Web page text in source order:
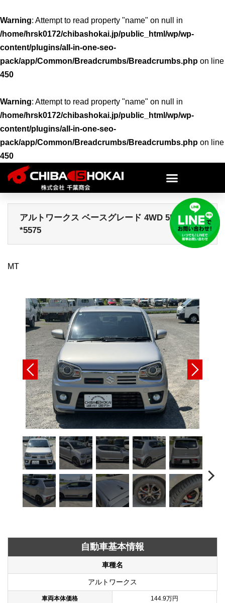
Warning: Attempt to read property "name" on null in
/home/hrsk0172/chibashokai.jp/public_html/wp/wp-
content/plugins/all-in-one-seo-
pack/app/Common/Breadcrumbs/Breadcrumbs.php on line
450
Warning: Attempt to read property "name" on null in
/home/hrsk0172/chibashokai.jp/public_html/wp/wp-
content/plugins/all-in-one-seo-
pack/app/Common/Breadcrumbs/Breadcrumbs.php on line
450
アルトワークス ベースグレード 4WD 5MT
*5575
MT
自動車基本情報
車種名
アルトワークス
車両本体価格 144.9万円